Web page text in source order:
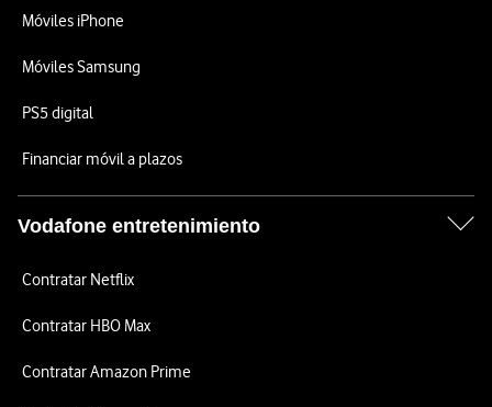
Móviles iPhone
Móviles Samsung
PS5 digital
Financiar móvil a plazos
Vodafone entretenimiento
Contratar Netflix
Contratar HBO Max
Contratar Amazon Prime